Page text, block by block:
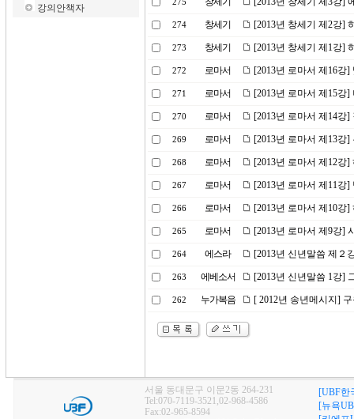
강의안책자
275
274 창세기 [2013년 창세기 제2강]
273 창세기 [2013년 창세기 제1강]
272 로마서 [2013년 로마서 제16강
271 로마서 [2013년 로마서 제15강
270 로마서 [2013년 로마서 제14강
269 로마서 [2013년 로마서 제13강
268 로마서 [2013년 로마서 제12강
267 로마서 [2013년 로마서 제11강
266 로마서 [2013년 로마서 제10강
265 로마서 [2013년 로마서 제9강]
264 에스라 [2013년 신년말씀 제２
263 에베소서 [2013년 신년말씀 1강]
262 누가복음 [ 2012년 송년메시지]
서울 동대문구 이문2동 264-231
Tel:070-7119-3521,02-968-4586
Fax:02-965-8594
[UBF한
[뉴욕